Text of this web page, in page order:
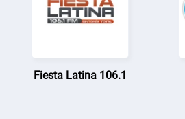
Fiesta Latina 106.1